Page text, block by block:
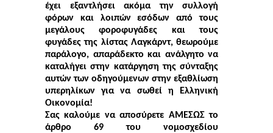
έχει εξαντλήσει ακόμα την συλλογή
φόρων και λοιπών εσόδων από τους
μεγάλους φοροφυγάδες και τους
φυγάδες της λίστας Λαγκάρντ, θεωρούμε
παράλογο, απαράδεκτο και ανάλγητο να
καταλήγει στην κατάργηση της σύνταξης
αυτών των οδηγούμενων στην εξαθλίωση
υπερηλίκων για να σωθεί η Ελληνική
Οικονομία!
Σας καλούμε να αποσύρετε ΑΜΕΣΩΣ το
άρθρο 69 του νομοσχεδίου